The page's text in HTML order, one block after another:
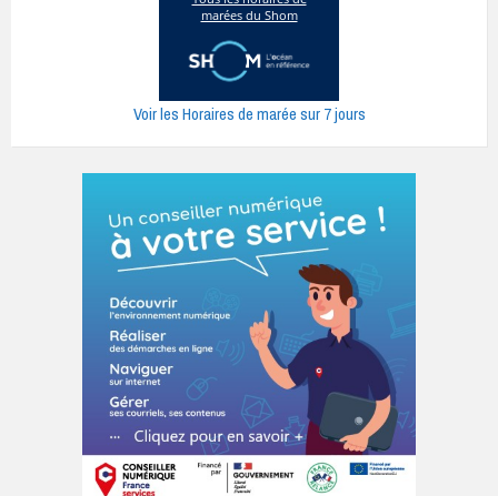
Voir les Horaires de marée sur 7 jours